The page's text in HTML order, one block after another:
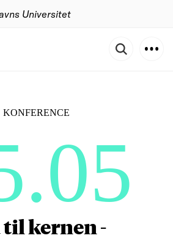
Universitet
KONFERENCE
kernen -